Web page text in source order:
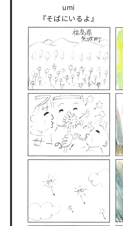
umi
『そばにいるよ』